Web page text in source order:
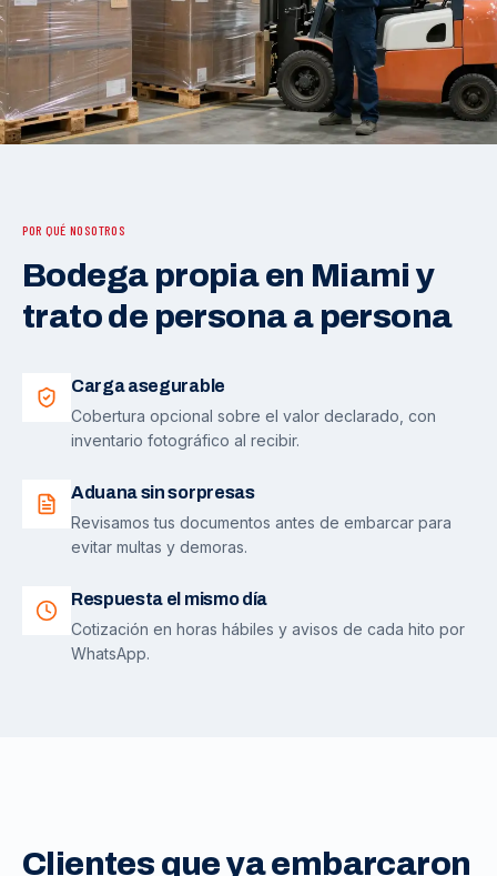
POR QUÉ NOSOTROS
Bodega propia en Miami y
trato de persona a persona
Carga asegurable
Cobertura opcional sobre el valor declarado, con
inventario fotográfico al recibir.
Aduana sin sorpresas
Revisamos tus documentos antes de embarcar para
evitar multas y demoras.
Respuesta el mismo día
Cotización en horas hábiles y avisos de cada hito por
WhatsApp.
Clientes que ya embarcaron